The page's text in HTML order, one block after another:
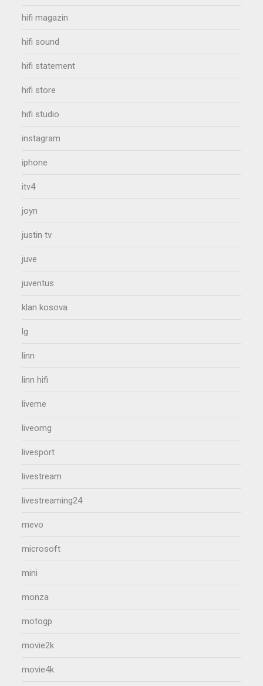
hifi magazin
hifi sound
hifi statement
hifi store
hifi studio
instagram
iphone
itv4
joyn
justin tv
juve
juventus
klan kosova
lg
linn
linn hifi
liveme
liveomg
livesport
livestream
livestreaming24
mevo
microsoft
mini
monza
motogp
movie2k
movie4k